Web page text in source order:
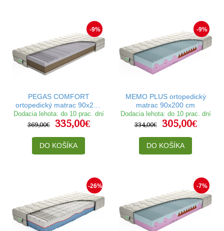
-9%
PEGAS COMFORT
ortopedický matrac 90x200
cm
Dodacia lehota: do 10 prac. dní
369,00€
335,00€
DO KOŠÍKA
-9%
MEMO PLUS ortopedický
matrac 90x200 cm
Dodacia lehota: do 10 prac. dní
334,00€
305,00€
DO KOŠÍKA
-26% -7%